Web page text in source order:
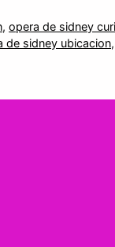
,opera de sidney
de sidney ubicacion,